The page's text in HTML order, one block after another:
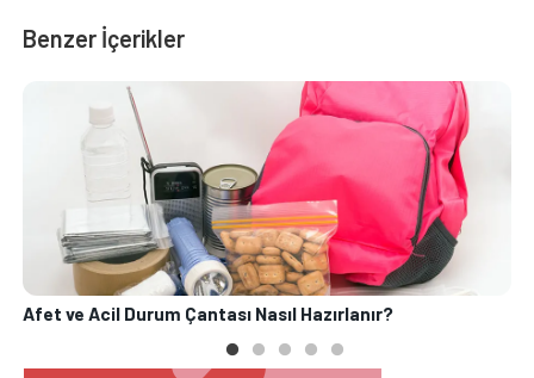
Benzer İçerikler
Afet ve Acil Durum Çantası Nasıl Hazırlanır?